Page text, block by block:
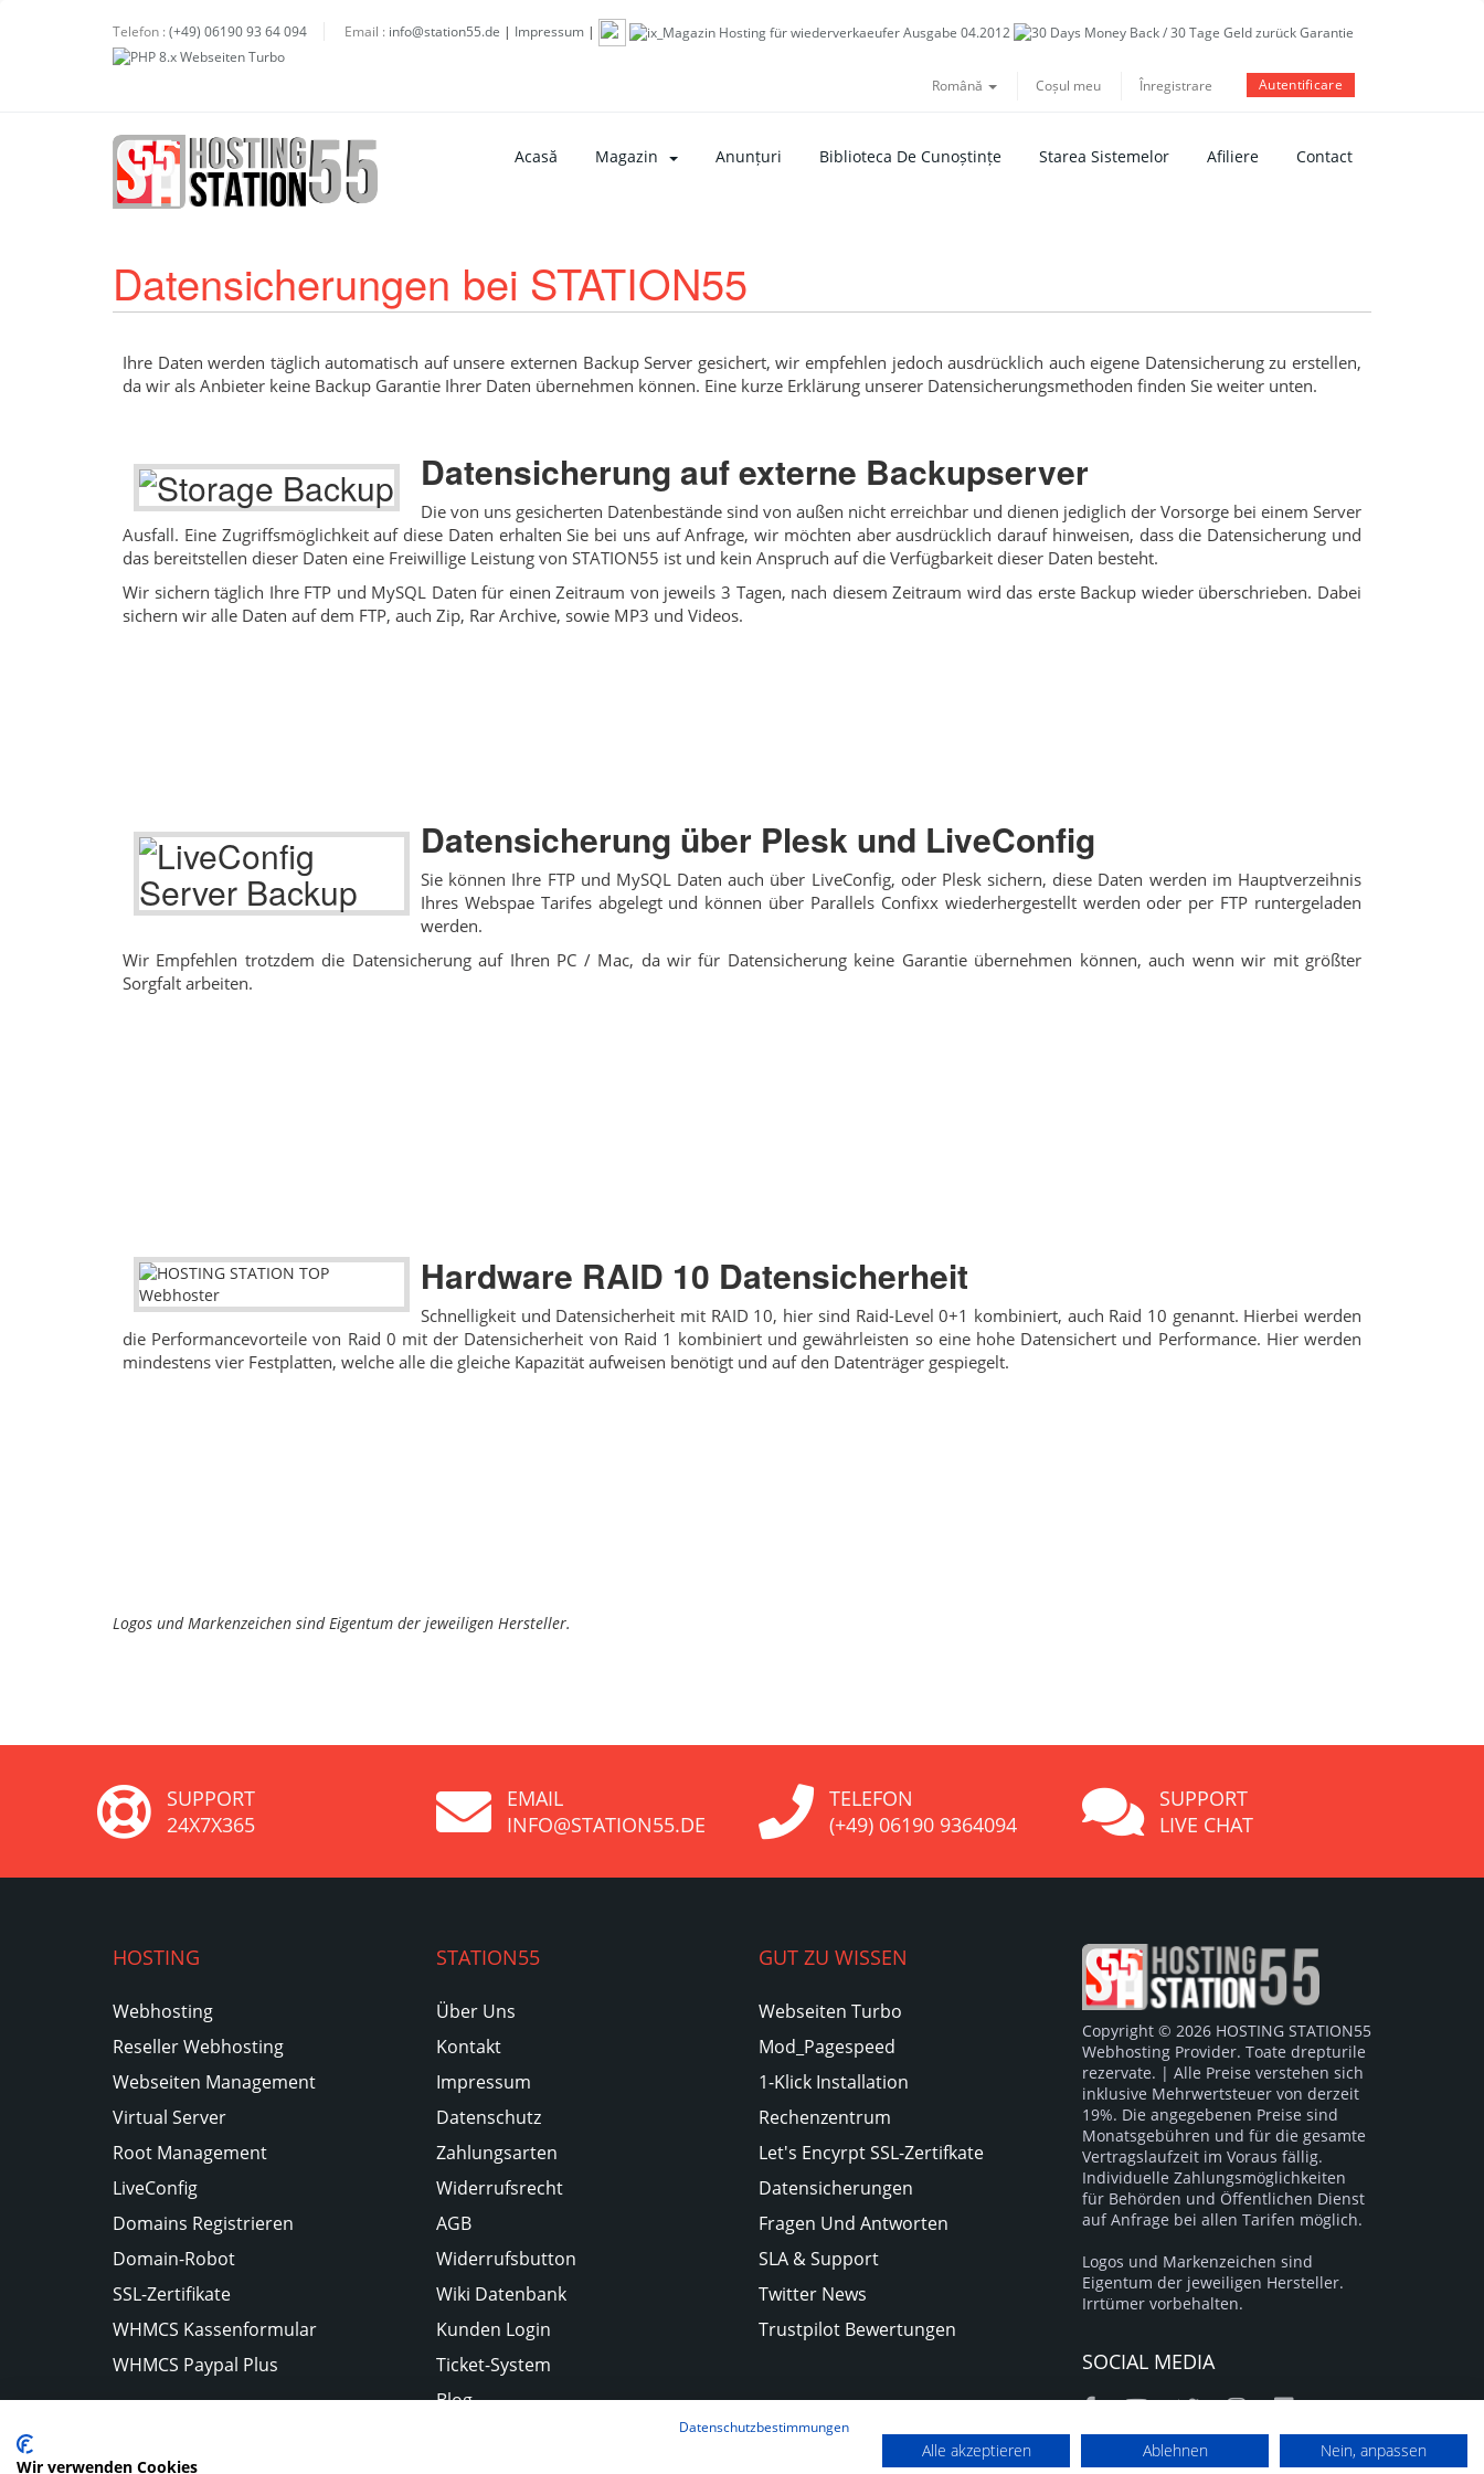
Telefon : (+49) 06190 93 64 094 Email : info@station55.de | Impressum |
Română Coșul meu Înregistrare Autentificare
Acasă Magazin Anunțuri Biblioteca De Cunoștințe Starea Sistemelor Afiliere Contact
Datensicherungen bei STATION55
Ihre Daten werden täglich automatisch auf unsere externen Backup Server gesichert, wir empfehlen jedoch ausdrücklich auch eigene Datensicherung zu erstellen,
da wir als Anbieter keine Backup Garantie Ihrer Daten übernehmen können. Eine kurze Erklärung unserer Datensicherungsmethoden finden Sie weiter unten.
Datensicherung auf externe Backupserver
Die von uns gesicherten Datenbestände sind von außen nicht erreichbar und dienen jediglich der Vorsorge bei einem Server
Ausfall. Eine Zugriffsmöglichkeit auf diese Daten erhalten Sie bei uns auf Anfrage, wir möchten aber ausdrücklich darauf hinweisen, dass die Datensicherung und
das bereitstellen dieser Daten eine Freiwillige Leistung von STATION55 ist und kein Anspruch auf die Verfügbarkeit dieser Daten besteht.
Wir sichern täglich Ihre FTP und MySQL Daten für einen Zeitraum von jeweils 3 Tagen, nach diesem Zeitraum wird das erste Backup wieder überschrieben. Dabei
sichern wir alle Daten auf dem FTP, auch Zip, Rar Archive, sowie MP3 und Videos.
Datensicherung über Plesk und LiveConfig
Sie können Ihre FTP und MySQL Daten auch über LiveConfig, oder Plesk sichern, diese Daten werden im Hauptverzeihnis
Ihres Webspae Tarifes abgelegt und können über Parallels Confixx wiederhergestellt werden oder per FTP runtergeladen
werden.
Wir Empfehlen trotzdem die Datensicherung auf Ihren PC / Mac, da wir für Datensicherung keine Garantie übernehmen können, auch wenn wir mit größter
Sorgfalt arbeiten.
Hardware RAID 10 Datensicherheit
Schnelligkeit und Datensicherheit mit RAID 10, hier sind Raid-Level 0+1 kombiniert, auch Raid 10 genannt. Hierbei werden
die Performancevorteile von Raid 0 mit der Datensicherheit von Raid 1 kombiniert und gewährleisten so eine hohe Datensichert und Performance. Hier werden
mindestens vier Festplatten, welche alle die gleiche Kapazität aufweisen benötigt und auf den Datenträger gespiegelt.
Logos und Markenzeichen sind Eigentum der jeweiligen Hersteller.
SUPPORT
24X7X365
EMAIL
INFO@STATION55.DE
TELEFON
(+49) 06190 9364094
SUPPORT
LIVE CHAT
HOSTING
Webhosting
Reseller Webhosting
Webseiten Management
Virtual Server
Root Management
LiveConfig
Domains Registrieren
Domain-Robot
SSL-Zertifikate
WHMCS Kassenformular
WHMCS Paypal Plus
STATION55
Über Uns
Kontakt
Impressum
Datenschutz
Zahlungsarten
Widerrufsrecht
AGB
Widerrufsbutton
Wiki Datenbank
Kunden Login
Ticket-System
Blog
GUT ZU WISSEN
Webseiten Turbo
Mod_Pagespeed
1-Klick Installation
Rechenzentrum
Let's Encyrpt SSL-Zertifkate
Datensicherungen
Fragen Und Antworten
SLA & Support
Twitter News
Trustpilot Bewertungen
Copyright © 2026 HOSTING STATION55
Webhosting Provider. Toate drepturile
rezervate. | Alle Preise verstehen sich
inklusive Mehrwertsteuer von derzeit
19%. Die angegebenen Preise sind
Monatsgebühren und für die gesamte
Vertragslaufzeit im Voraus fällig.
Individuelle Zahlungsmöglichkeiten
für Behörden und Öffentlichen Dienst
auf Anfrage bei allen Tarifen möglich.
Logos und Markenzeichen sind
Eigentum der jeweiligen Hersteller.
Irrtümer vorbehalten.
SOCIAL MEDIA
Datenschutzbestimmungen
Wir verwenden Cookies
Alle akzeptieren Ablehnen Nein, anpassen